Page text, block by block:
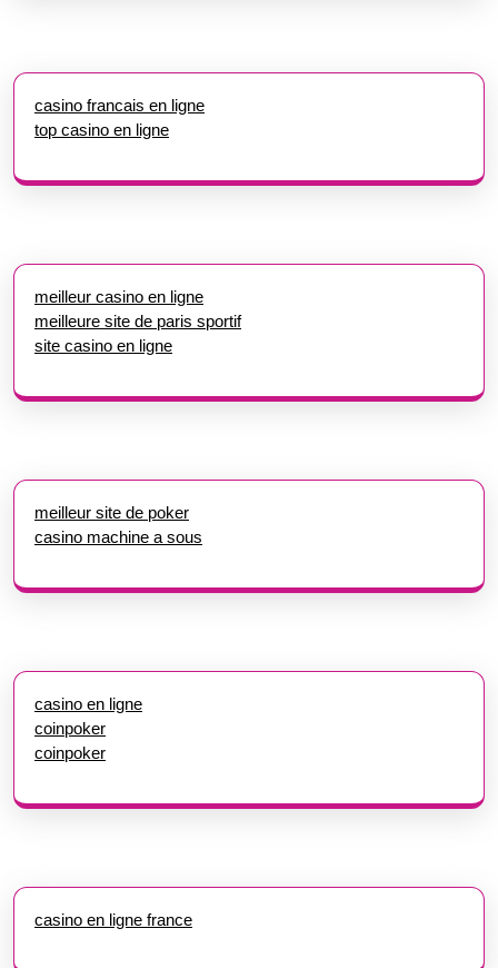
casino francais en ligne
top casino en ligne
meilleur casino en ligne
meilleure site de paris sportif
site casino en ligne
meilleur site de poker
casino machine a sous
casino en ligne
coinpoker
coinpoker
casino en ligne france